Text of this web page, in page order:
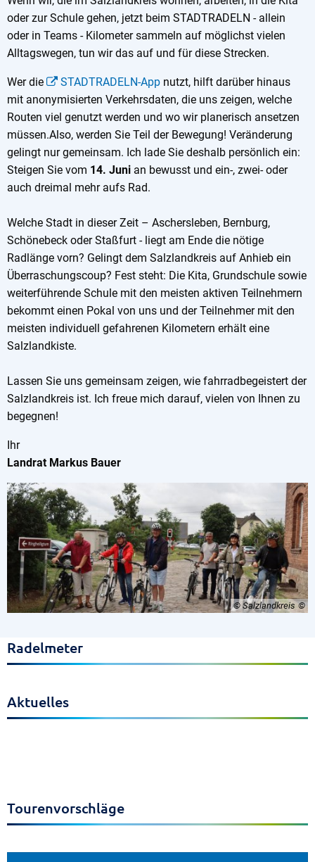
oder zur Schule gehen, jetzt beim STADTRADELN - allein
oder in Teams - Kilometer sammeln auf möglichst vielen
Alltagswegen, tun wir das auf und für diese Strecken.
Wer die STADTRADELN-App nutzt, hilft darüber hinaus
mit anonymisierten Verkehrsdaten, die uns zeigen, welche
Routen viel genutzt werden und wo wir planerisch ansetzen
müssen.Also, werden Sie Teil der Bewegung! Veränderung
gelingt nur gemeinsam. Ich lade Sie deshalb persönlich ein:
Steigen Sie vom 14. Juni an bewusst und ein-, zwei- oder
auch dreimal mehr aufs Rad.
Welche Stadt in dieser Zeit – Aschersleben, Bernburg,
Schönebeck oder Staßfurt - liegt am Ende die nötige
Radlänge vorn? Gelingt dem Salzlandkreis auf Anhieb ein
Überraschungscoup? Fest steht: Die Kita, Grundschule sowie
weiterführende Schule mit den meisten aktiven Teilnehmern
bekommt einen Pokal von uns und der Teilnehmer mit den
meisten individuell gefahrenen Kilometern erhält eine
Salzlandkiste.
Lassen Sie uns gemeinsam zeigen, wie fahrradbegeistert der
Salzlandkreis ist. Ich freue mich darauf, vielen von Ihnen zu
begegnen!
Ihr
Landrat Markus Bauer
© Salzlandkreis
Radelmeter
Aktuelles
Tourenvorschläge